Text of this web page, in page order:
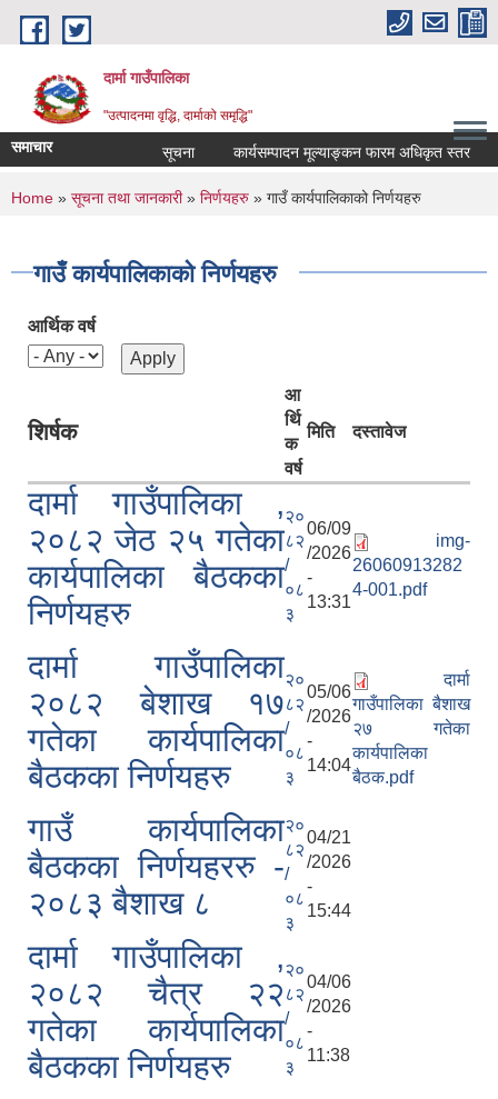
Skip to main content
दार्मा गाउँपालिका
"उत्पादनमा वृद्धि, दार्माको समृद्धि"
समाचार कार्यसम्पादन मूल्याङ्कन फारम अधिकृत स्तर
You are here
Home » सूचना तथा जानकारी» निर्णयहरु » गाउँ कार्यपालिकाको निर्णयहरु
गाउँ कार्यपालिकाको निर्णयहरु
आर्थिक वर्ष
शिर्षक
आ
र्थि
क
वर्ष
मिति दस्तावेज
दार्मा गाउँपालिका ,
२०८२ जेठ २५ गतेका
कार्यपालिका बैठकका
निर्णयहरु
२०
८२
/
०८
३
06/09
/2026
-
13:31
img-
26060913282
4-001.pdf
दार्मा गाउँपालिका
२०८२ बेशाख १७
गतेका कार्यपालिका
बैठकका निर्णयहरु
२०
८२
/
०८
३
05/06
/2026
-
14:04
दार्मा
गाउँपालिका बैशाख
२७ गतेका
कार्यपालिका
बैठक.pdf
गाउँ कार्यपालिका
बैठकका निर्णयहररु -
२०८३ बैशाख ८
२०
८२
/
०८
३
04/21
/2026
-
15:44
दार्मा गाउँपालिका ,
२०८२ चैत्र २२
गतेका कार्यपालिका
बैठकका निर्णयहरु
२०
८२
/
०८
३
04/06
/2026
-
11:38